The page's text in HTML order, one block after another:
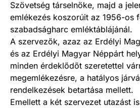
Szövetség társelnöke, majd a
emlékezés koszorúit az 1956-os
szabadságharc emléktáblájánál.
A szervezők, azaz az Erdélyi
és az Erdélyi Magyar Néppárt
minden érdeklődőt szeretettel
megemlékezésre, a hatályos
rendelkezések betartása mellett.
Emellett a két szervezet utazást